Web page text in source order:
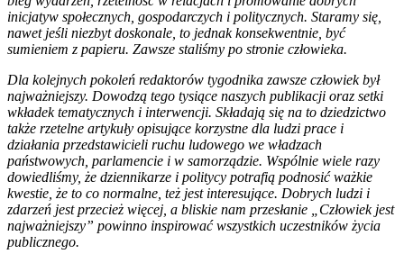
inicjatyw społecznych, gospodarczych i politycznych. Staramy się,
nawet jeśli niezbyt doskonale, to jednak konsekwentnie, być
sumieniem z papieru. Zawsze staliśmy po stronie człowieka.
Dla kolejnych pokoleń redaktorów tygodnika zawsze człowiek był
najważniejszy. Dowodzą tego tysiące naszych publikacji oraz setki
wkładek tematycznych i interwencji. Składają się na to dziedzictwo
także rzetelne artykuły opisujące korzystne dla ludzi prace i
działania przedstawicieli ruchu ludowego we władzach
państwowych, parlamencie i w samorządzie. Wspólnie wiele razy
dowiedliśmy, że dziennikarze i politycy potrafią podnosić ważkie
kwestie, że to co normalne, też jest interesujące. Dobrych ludzi i
zdarzeń jest przecież więcej, a bliskie nam przesłanie „Człowiek jest
najważniejszy” powinno inspirować wszystkich uczestników życia
publicznego.